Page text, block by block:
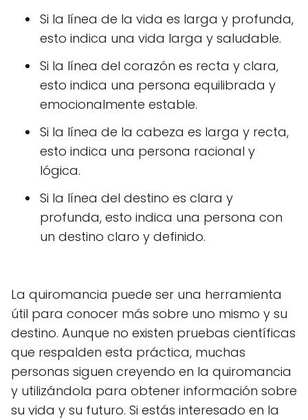
Si la línea de la vida es larga y profunda,
esto indica una vida larga y saludable.
Si la línea del corazón es recta y clara,
esto indica una persona equilibrada y
emocionalmente estable.
Si la línea de la cabeza es larga y recta,
esto indica una persona racional y
lógica.
Si la línea del destino es clara y
profunda, esto indica una persona con
un destino claro y definido.
La quiromancia puede ser una herramienta
útil para conocer más sobre uno mismo y su
destino. Aunque no existen pruebas científicas
que respalden esta práctica, muchas
personas siguen creyendo en la quiromancia
y utilizándola para obtener información sobre
su vida y su futuro. Si estás interesado en la